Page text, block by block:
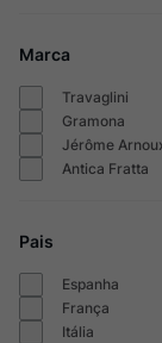
Marca
Travaglini
Gramona
Jérôme
Antica Fratta
Pais
Espanha
França
Itália